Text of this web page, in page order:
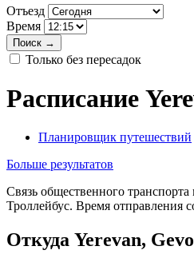
Отъезд
Время
Только без пересадок
Расписание
Планировщик путешествий
Больше результатов
Связь общественного
Троллейбус. Время отправления
Откуда Yerevan,